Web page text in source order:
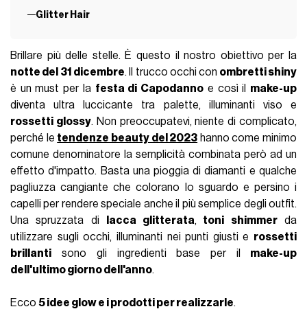
Glitter Hair
Brillare più delle stelle. È questo il nostro obiettivo per la
notte del 31 dicembre. Il trucco occhi con ombretti shiny
è un must per la festa di Capodanno e così il make-up
diventa ultra luccicante tra palette, illuminanti viso e
rossetti glossy. Non preoccupatevi, niente di complicato,
perché le tendenze beauty del 2023 hanno come minimo
comune denominatore la semplicità combinata però ad un
effetto d'impatto. Basta una pioggia di diamanti e qualche
pagliuzza cangiante che colorano lo sguardo e persino i
capelli per rendere speciale anche il più semplice degli outfit.
Una spruzzata di
lacca glitterata, toni shimmerda
utilizzare sugli occhi, illuminanti nei punti giusti e rossetti
brillanti sono gli ingredienti base per il
make-up
dell'ultimo giorno dell'anno.
Ecco5 idee glow e i prodotti per realizzarle.